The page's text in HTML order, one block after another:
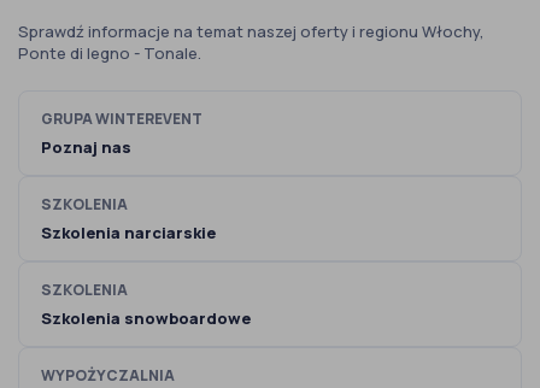
Sprawdź informacje na temat naszej oferty i regionu Włochy,
Ponte di legno - Tonale.
GRUPA WINTEREVENT
Poznaj nas
SZKOLENIA
Szkolenia narciarskie
SZKOLENIA
Szkolenia snowboardowe
WYPOŻYCZALNIA